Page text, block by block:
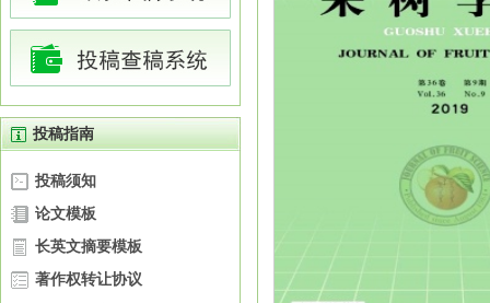
投稿指南
投稿须知
论文模板
长英文摘要模板
著作权转让协议